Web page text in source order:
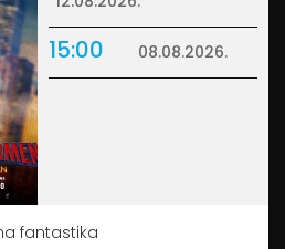
15:00 08.08.2026.
fantastika